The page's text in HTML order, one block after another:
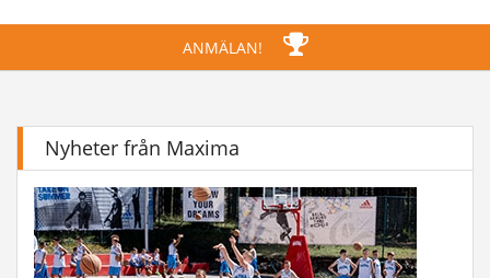
MAXIMA CAMP
SÄSONG 2024.
ANMÄLAN!
Nyheter från Maxima